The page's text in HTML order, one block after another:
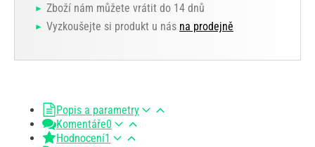
Zboží nám můžete vrátit do 14 dnů
Vyzkoušejte si produkt u nás na prodejně
Popis a parametry
Komentáře0
Hodnocení1